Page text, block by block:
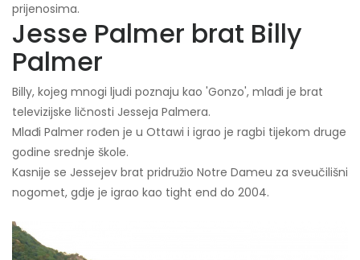
prijenosima.
Jesse Palmer brat Billy
Palmer
Billy, kojeg mnogi ljudi poznaju kao 'Gonzo', mlađi je brat
televizijske ličnosti Jesseja Palmera.
Mlađi Palmer rođen je u Ottawi i igrao je ragbi tijekom druge
godine srednje škole.
Kasnije se Jessejev brat pridružio Notre Dameu za sveučilišni
nogomet, gdje je igrao kao tight end do 2004.